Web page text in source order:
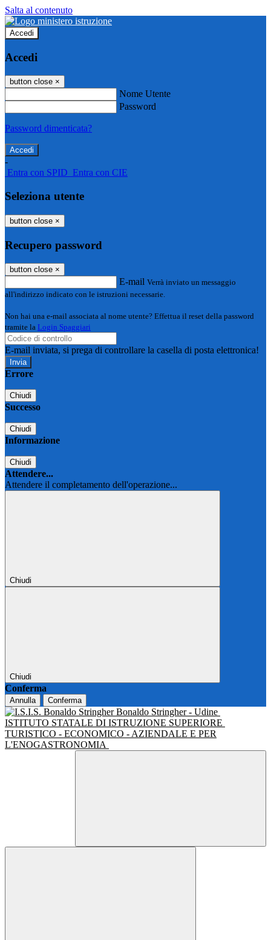
Salta al contenuto
Accedi
Accedi
button close ×
Nome Utente
Password
Password dimenticata?
-
Entra con SPID Entra con CIE
Seleziona utente
button close ×
Recupero password
button close ×
E-mail Verrà inviato un messaggio
all'indirizzo indicato con le istruzioni necessarie.
Non hai una e-mail associata al nome utente? Effettua il reset della password
tramite la Login Spaggiari
E-mail inviata, si prega di controllare la casella di posta elettronica!
Errore
Chiudi
Successo
Chiudi
Informazione
Chiudi
Attendere...
Attendere il completamento dell'operazione...
Chiudi
Chiudi
Conferma
Annulla Conferma
Bonaldo Stringher - Udine
ISTITUTO STATALE DI ISTRUZIONE SUPERIORE
TURISTICO - ECONOMICO - AZIENDALE E PER
L'ENOGASTRONOMIA